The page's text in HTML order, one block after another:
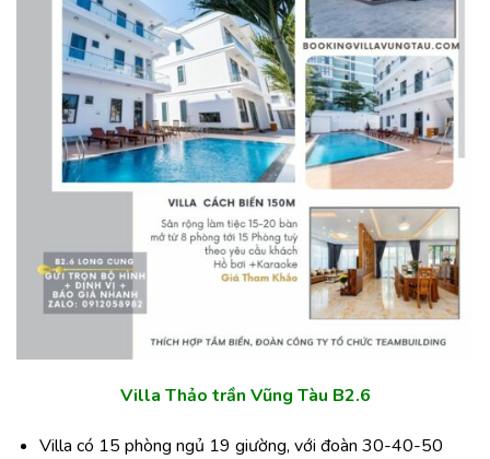
Villa Thảo trần Vũng Tàu B2.6
Villa có 15 phòng ngủ 19 giường, với đoàn 30-40-50